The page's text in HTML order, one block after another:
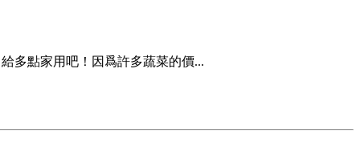
多點家用吧！因爲許多蔬菜的價...